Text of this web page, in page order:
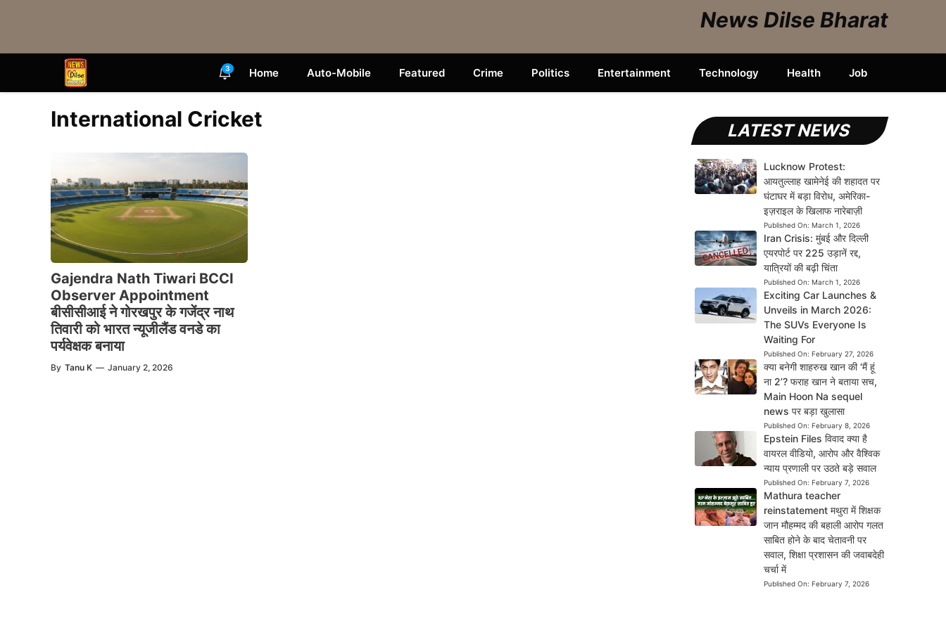
News Dilse Bharat
3 Home Auto-Mobile Featured Crime Politics Entertainment Technology Health Job
International Cricket
Gajendra Nath Tiwari BCCI
Observer Appointment
बीसीसीआई ने गोरखपुर के गजेंद्र नाथ
तिवारी को भारत न्यूजीलैंड वनडे का
पर्यवेक्षक बनाया
By Tanu K — January 2, 2026
LATEST NEWS
Lucknow Protest:
आयतुल्लाह खामेनेई की शहादत पर
घंटाघर में बड़ा विरोध, अमेरिका-
इज़राइल के खिलाफ नारेबाज़ी
Published On: March 1, 2026
Iran Crisis: मुंबई और दिल्ली
एयरपोर्ट पर 225 उड़ानें रद्द,
यात्रियों की बढ़ी चिंता
Published On: March 1, 2026
Exciting Car Launches &
Unveils in March 2026:
The SUVs Everyone Is
Waiting For
Published On: February 27, 2026
क्या बनेगी शाहरुख खान की ‘मैं हूं
ना 2’? फराह खान ने बताया सच,
Main Hoon Na sequel
news पर बड़ा खुलासा
Published On: February 8, 2026
Epstein Files विवाद क्या है
वायरल वीडियो, आरोप और वैश्विक
न्याय प्रणाली पर उठते बड़े सवाल
Published On: February 7, 2026
Mathura teacher
reinstatement मथुरा में शिक्षक
जान मौहम्मद की बहाली आरोप गलत
साबित होने के बाद चेतावनी पर
सवाल, शिक्षा प्रशासन की जवाबदेही
चर्चा में
Published On: February 7, 2026